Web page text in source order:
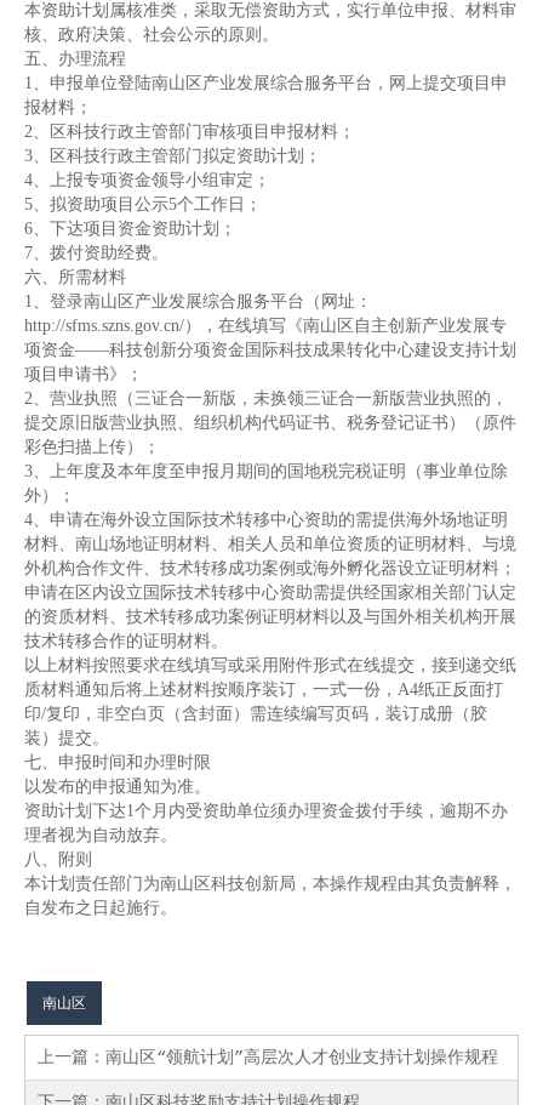
本资助计划属核准类，采取无偿资助方式，实行单位申报、材料审
核、政府决策、社会公示的原则。
五、办理流程
1、申报单位登陆南山区产业发展综合服务平台，网上提交项目申
报材料；
2、区科技行政主管部门审核项目申报材料；
3、区科技行政主管部门拟定资助计划；
4、上报专项资金领导小组审定；
5、拟资助项目公示5个工作日；
6、下达项目资金资助计划；
7、拨付资助经费。
六、所需材料
1、登录南山区产业发展综合服务平台（网址：
http://sfms.szns.gov.cn/），在线填写《南山区自主创新产业发展专
项资金——科技创新分项资金国际科技成果转化中心建设支持计划
项目申请书》；
2、营业执照（三证合一新版，未换领三证合一新版营业执照的，
提交原旧版营业执照、组织机构代码证书、税务登记证书）（原件
彩色扫描上传）；
3、上年度及本年度至申报月期间的国地税完税证明（事业单位除
外）；
4、申请在海外设立国际技术转移中心资助的需提供海外场地证明
材料、南山场地证明材料、相关人员和单位资质的证明材料、与境
外机构合作文件、技术转移成功案例或海外孵化器设立证明材料；
申请在区内设立国际技术转移中心资助需提供经国家相关部门认定
的资质材料、技术转移成功案例证明材料以及与国外相关机构开展
技术转移合作的证明材料。
以上材料按照要求在线填写或采用附件形式在线提交，接到递交纸
质材料通知后将上述材料按顺序装订，一式一份，A4纸正反面打
印/复印，非空白页（含封面）需连续编写页码，装订成册（胶
装）提交。
七、申报时间和办理时限
以发布的申报通知为准。
资助计划下达1个月内受资助单位须办理资金拨付手续，逾期不办
理者视为自动放弃。
八、附则
本计划责任部门为南山区科技创新局，本操作规程由其负责解释，
自发布之日起施行。
南山区
上一篇： 南山区“领航计划”高层次人才创业支持计划操作规程